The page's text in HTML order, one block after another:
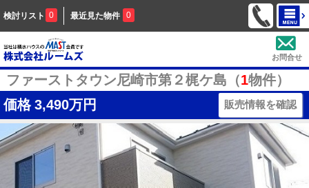
検討リスト 0 最近見た物件 0
お問合せ
ファーストタウン尼崎市第２梶ケ島（1物件）
価格 3,490万円 販売情報を確認